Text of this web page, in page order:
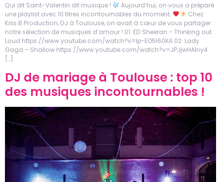
Qui dit Saint-Valentin dit musique !
Aujourd’hui, on vous a préparé
une playlist avec 10 titres incontournables du moment.
Chez
Kriis B Production, DJ à Toulouse, on avait à cœur de vous partager
notre sélection de musiques d’amour ! 01 ED Sheeran – Thinking out
Loud https://www.youtube.com/watch?v=lp-EO5I60KA 02 Lady
Gaga – Shallow https://www.youtube.com/watch?v=JPJjwHAIny4
[…]
DJ de mariage à Toulouse : top 10
des musiques incontournables !